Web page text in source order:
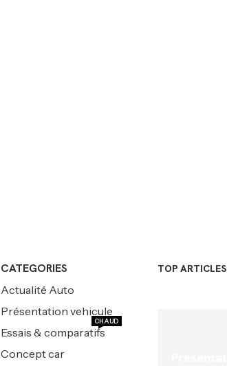
CATEGORIES
Actualité Auto
Présentation vehicule
Essais & comparatifs
CHAUD
Concept car
TOP ARTICLES